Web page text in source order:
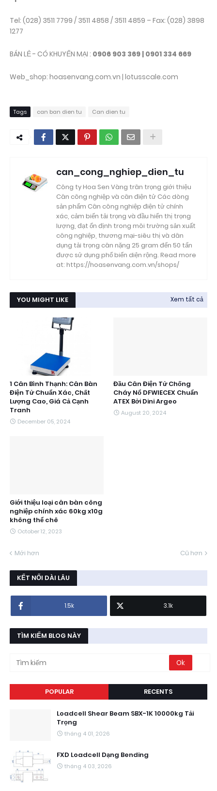
Tel: (028) 3511 7799 / 3511 4858 / 3511 4859 – Fax: (028) 3898
1277
BÁN LẺ - CÓ KHUYẾN MẠI : 0906 903 369 | 0901 334 669
Web_shop: hoasenvang.com.vn | lotusscale.com
Tags can ban dien tu Can dien tu
can_cong_nghiep_dien_tu
Công ty Hoa Sen Vàng trân trọng giới thiệu
Cân công nghiệp và cân điện tử Các dòng
sản phẩm Cân công nghiệp điện tử chính
xác, cảm biến tải trọng và đầu hiển thị trọng
lượng, đạt ổn định trong môi trường sản xuất
công nghiệp, thương mại-siêu thị và dân
dụng tải trọng cân nặng 25 gram đến 50 tấn
được sử dụng phổ biến diện rộng. Read more
at: https://hoasenvang.com.vn/shops/
YOU MIGHT LIKE Xem tất cả
1 Cân Bình Thạnh: Cân Bàn
Điện Tử Chuẩn Xác, Chất
Lượng Cao, Giá Cả Cạnh
Tranh
December 05, 2024
Đầu Cân Điện Tử Chống
Cháy Nổ DFWIECEX Chuẩn
ATEX Bởi Dini Argeo
August 20, 2024
Giới thiệu loại cân bàn công
nghiệp chính xác 60kg x10g
không thể chê
October 12, 2023
Mới hơn Cũ hơn
KẾT NỐI DÀI LÂU
1.5k 3.1k
TÌM KIẾM BLOG NÀY
POPULAR RECENTS
Loadcell Shear Beam SBX-1K 10000kg Tải
Trọng
tháng 4 01, 2026
FXD Loadcell Dạng Bending
tháng 4 03, 2026